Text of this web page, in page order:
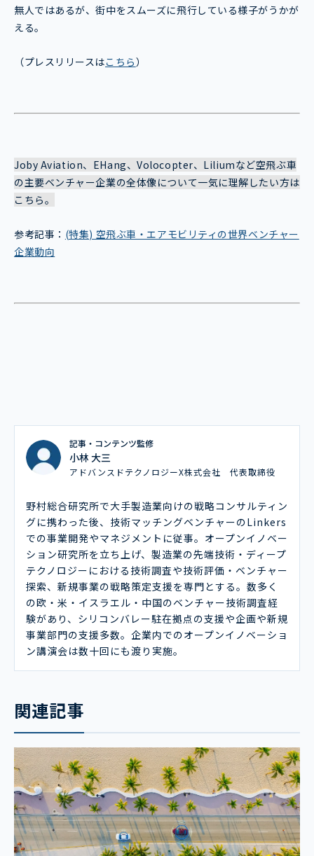
無人ではあるが、街中をスムーズに飛行している様子がうかが
える。
（プレスリリースはこちら）
Joby Aviation、EHang、Volocopter、Liliumなど空飛ぶ車
の主要ベンチャー企業の全体像について一気に理解したい方は
こちら。
参考記事： (特集) 空飛ぶ車・エアモビリティの世界ベンチャー
企業動向
記事・コンテンツ監修
小林 大三
アドバンスドテクノロジーX株式会社 代表取締役
野村総合研究所で大手製造業向けの戦略コンサルティン
グに携わった後、技術マッチングベンチャーのLinkers
での事業開発やマネジメントに従事。オープンイノベー
ション研究所を立ち上げ、製造業の先端技術・ディープ
テクノロジーにおける技術調査や技術評価・ベンチャー
探索、新規事業の戦略策定支援を専門とする。数多く
の欧・米・イスラエル・中国のベンチャー技術調査経
験があり、シリコンバレー駐在拠点の支援や企画や新規
事業部門の支援多数。企業内でのオープンイノベーショ
ン講演会は数十回にも渡り実施。
関連記事